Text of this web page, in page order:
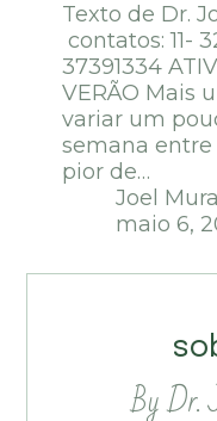
Texto de Dr.
contatos:
37391334
VERÃO Mais
variar um
semana entre
pior de…
Joel
maio 6,
By Dr.